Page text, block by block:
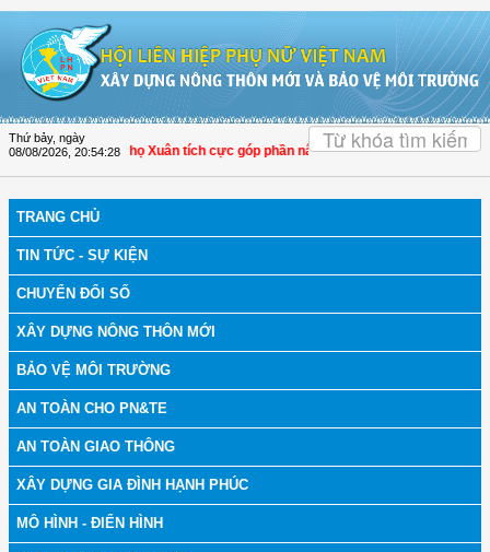
Thứ bảy, ngày
08/08/2026 20:54:28
Hội LHPN Thọ Xuân tích cực góp phần nâng cao tỷ lệ người dân tham gia
TRANG CHỦ
TIN TỨC - SỰ KIỆN
CHUYỂN ĐỔI SỐ
XÂY DỰNG NÔNG THÔN MỚI
BẢO VỆ MÔI TRƯỜNG
AN TOÀN CHO PN&TE
AN TOÀN GIAO THÔNG
XÂY DỰNG GIA ĐÌNH HẠNH PHÚC
MÔ HÌNH - ĐIỂN HÌNH
OK